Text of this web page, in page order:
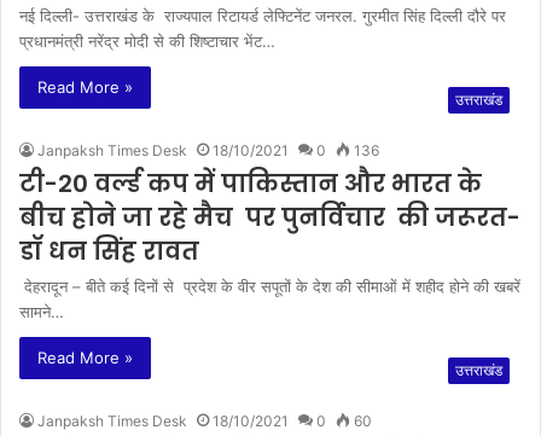
नई दिल्ली- उत्तराखंड के राज्यपाल रिटायर्ड लेफ्टिनेंट जनरल. गुरमीत सिंह दिल्ली दौरे पर
प्रधानमंत्री नरेंद्र मोदी से की शिष्टाचार भेंट…
Read More »
उत्तराखंड
Janpaksh Times Desk 18/10/2021 0 136
टी-20 वर्ल्ड कप में पाकिस्तान और भारत के
बीच होने जा रहे मैच पर पुनर्विचार की जरूरत-
डॉ धन सिंह रावत
देहरादून – बीते कई दिनों से प्रदेश के वीर सपूतों के देश की सीमाओं में शहीद होने की खबरें
सामने…
Read More »
उत्तराखंड
Janpaksh Times Desk 18/10/2021 0 60